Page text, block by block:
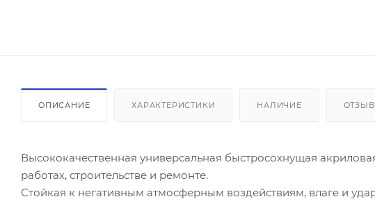
ОПИСАНИЕ ХАРАКТЕРИСТИКИ НАЛИЧИЕ
Высококачественная универсальная быстросохнущая
работах, строительстве и ремонте.
Стойкая к негативным атмосферным воздействиям, влаге и